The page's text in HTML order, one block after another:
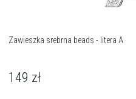
Zawieszka srebrna beads - litera A
149 zł